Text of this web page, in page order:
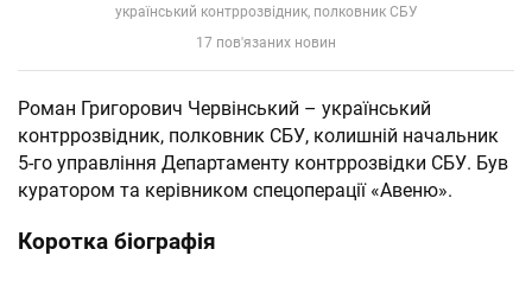
український контррозвідник, полковник СБУ
17 пов'язаних новин
Роман Григорович Червінський – український
контррозвідник, полковник СБУ, колишній начальник
5-го управління Департаменту контррозвідки СБУ. Був
куратором та керівником спецоперації «Авеню».
Коротка біографія